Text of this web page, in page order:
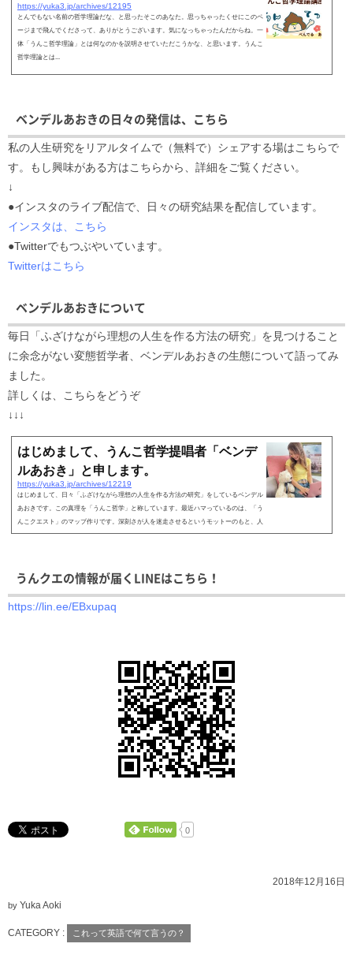
https://yuka3.jp/archives/12195
とんでもない名前の哲学理論だな、と思ったそこのあなた。思っちゃったくせにこのペ
ージまで飛んでくださって、ありがとうございます。気になっちゃったんだからね。一
体「うんこ哲学理論」とは何なのかを説明させていただこうかな、と思います。うんこ
哲学理論とは...
ベンデルあおきの日々の発信は、こちら
私の人生研究をリアルタイムで（無料で）シェアする場はこちらで
す。もし興味がある方はこちらから、詳細をご覧ください。
↓
●インスタのライブ配信で、日々の研究結果を配信しています。
インスタは、こちら
●Twitterでもつぶやいています。
Twitterはこちら
ベンデルあおきについて
毎日「ふざけながら理想の人生を作る方法の研究」を見つけること
に余念がない変態哲学者、ベンデルあおきの生態について語ってみ
ました。
詳しくは、こちらをどうぞ
↓↓↓
はじめまして、うんこ哲学提唱者「ベンデ
ルあおき」と申します。
https://yuka3.jp/archives/12219
はじめまして、日々「ふざけながら理想の人生を作る方法の研究」をしているベンデル
あおきです。この真理を「うんこ哲学」と称しています。最近ハマっているのは、「う
んこクエスト」のマップ作りです。深刻さが人を迷走させるというモットーのもと、人
生をゲームと...
うんクエの情報が届くLINEはこちら！
https://lin.ee/EBxupaq
0
2018年12月16日
by Yuka Aoki
CATEGORY : これって英語で何て言うの？